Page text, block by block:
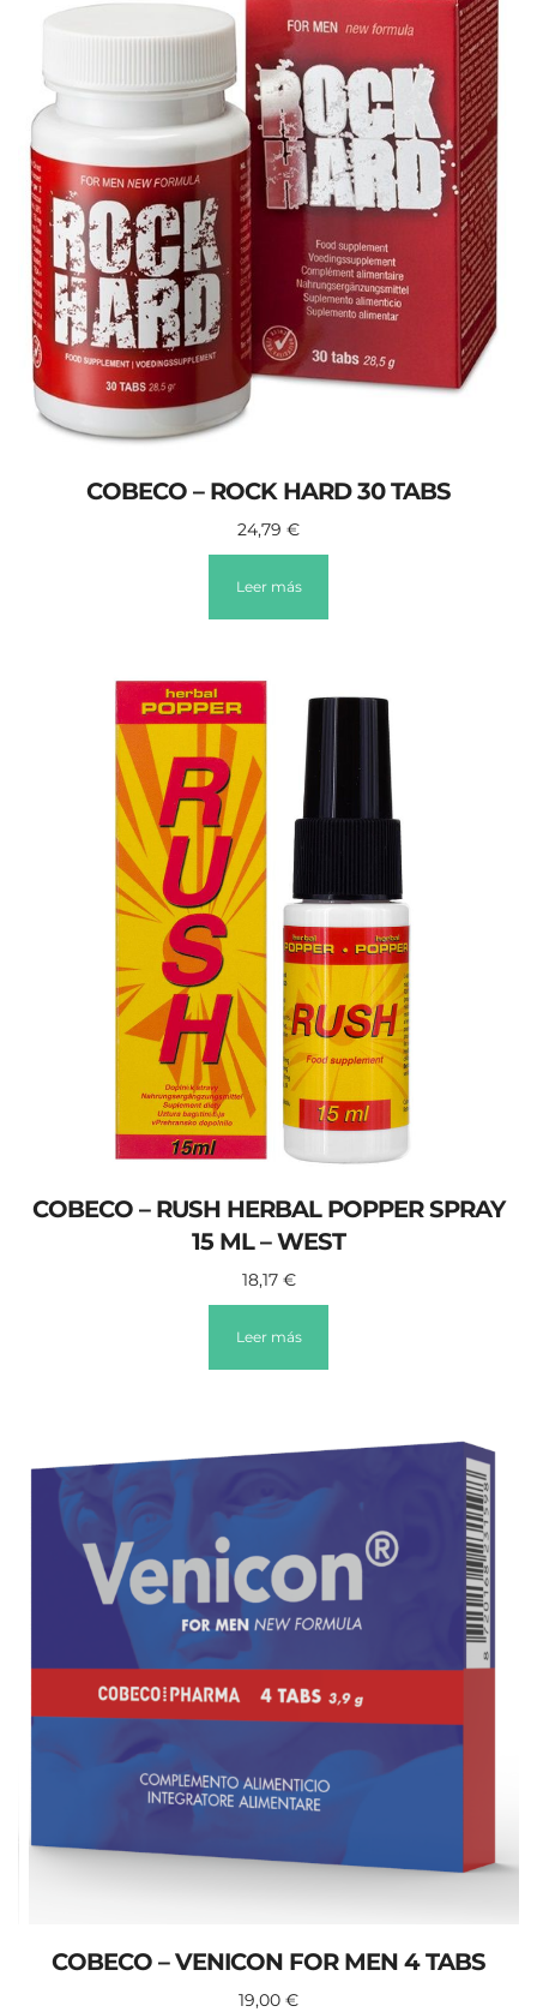
COBECO – ROCK HARD 30 TABS
24,79 €
Leer más
COBECO – RUSH HERBAL POPPER SPRAY
15 ML – WEST
18,17 €
Leer más
COBECO – VENICON FOR MEN 4 TABS
19,00 €